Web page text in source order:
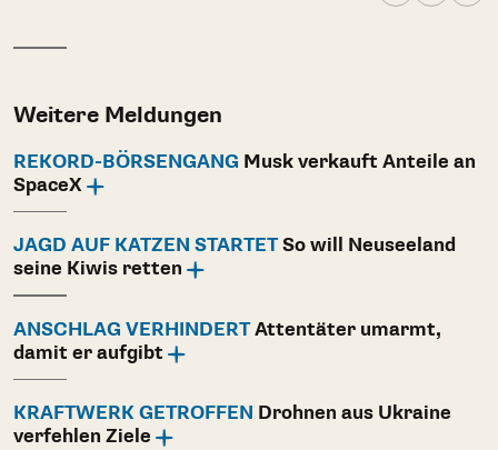
Weitere Meldungen
REKORD-BÖRSENGANG Musk verkauft Anteile an
SpaceX
JAGD AUF KATZEN STARTETSo will Neuseeland
seine Kiwis retten
ANSCHLAG VERHINDERTAttentäter umarmt,
damit er aufgibt
KRAFTWERK GETROFFEN Drohnen aus Ukraine
verfehlen Ziele